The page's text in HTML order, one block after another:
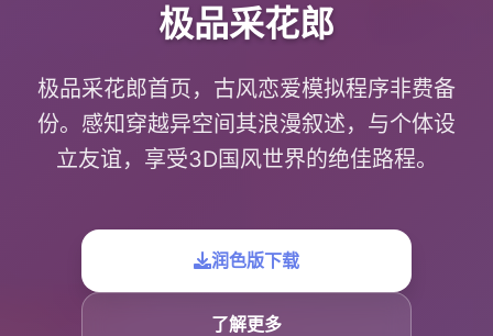
极品采花郎
极品采花郎首页，古风恋爱模拟程序非费备
份。感知穿越异空间其浪漫叙述，与个体设
立友谊，享受3D国风世界的绝佳路程。
润色版下载
了解更多